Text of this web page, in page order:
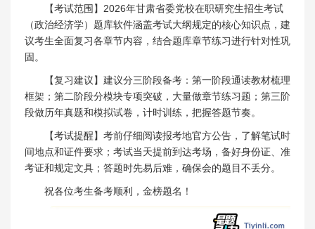
【考试范围】2026年甘肃省委党校在职研究生招生考试
（政治经济学）题库软件涵盖考试大纲规定的核心知识点，建
议考生全面复习各章节内容，结合题库章节练习进行针对性巩
固。
【复习建议】建议分三阶段备考：第一阶段通读教材梳理
框架；第二阶段分模块专项突破，大量做章节练习题；第三阶
段做历年真题和模拟试卷，计时训练，把握答题节奏。
【考试提醒】考前仔细阅读报考地官方公告，了解笔试时
间地点和证件要求；考试当天提前到达考场，备好身份证、准
考证和规定文具；答题时先易后难，确保会的题目不丢分。
祝各位考生备考顺利，金榜题名！